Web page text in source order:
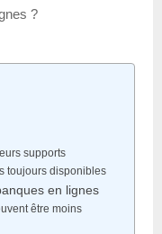
?
supports
toujours disponibles
en lignes
être moins